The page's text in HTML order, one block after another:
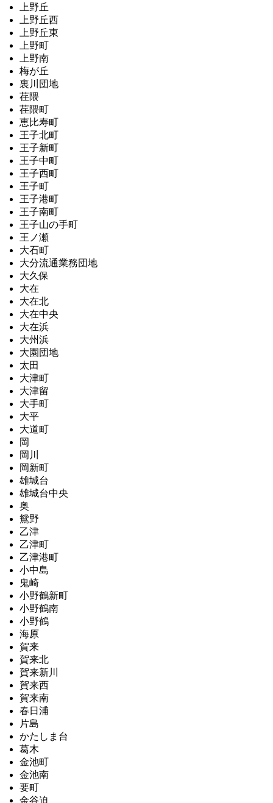
上野丘
上野丘西
上野丘東
上野町
上野南
梅が丘
裏川団地
荏隈
荏隈町
恵比寿町
王子北町
王子新町
王子中町
王子西町
王子町
王子港町
王子南町
王子山の手町
王ノ瀬
大石町
大分流通業務団地
大久保
大在
大在北
大在中央
大在浜
大州浜
大園団地
太田
大津町
大津留
大手町
大平
大道町
岡
岡川
岡新町
雄城台
雄城台中央
奥
鴛野
乙津
乙津町
乙津港町
小中島
鬼崎
小野鶴新町
小野鶴南
小野鶴
海原
賀来
賀来北
賀来新川
賀来西
賀来南
春日浦
片島
かたしま台
葛木
金池町
金池南
要町
金谷迫